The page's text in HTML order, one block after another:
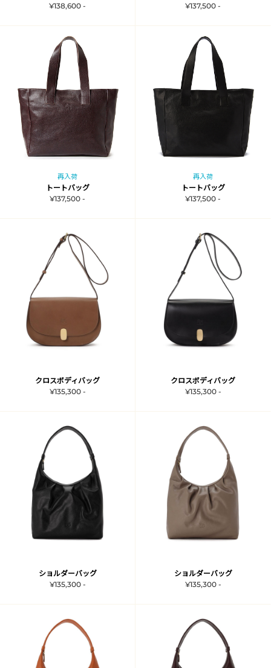
¥138,600 -
¥137,500 -
再入荷
トートバッグ
¥137,500 -
再入荷
トートバッグ
¥137,500 -
クロスボディバッグ
¥135,300 -
クロスボディバッグ
¥135,300 -
ショルダーバッグ
¥135,300 -
ショルダーバッグ
¥135,300 -